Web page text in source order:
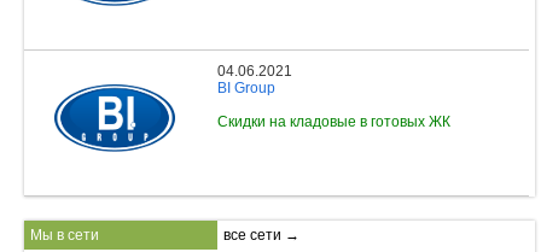
04.06.2021
BI Group
Скидки на кладовые в готовых ЖК
Мы в сети все сети →